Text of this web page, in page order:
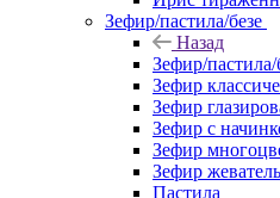
Зефир/пастила/безе
Назад
Зефир/пастила/
Зефир
Зефир
Зефир с
Зефир
Зефир
Пастила